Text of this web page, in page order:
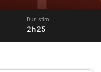
Dur. stim.
2h25